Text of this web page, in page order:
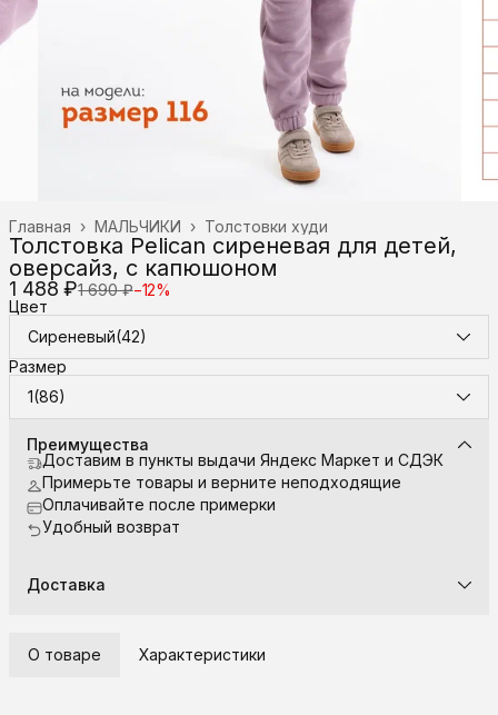
Толстовки худи
МАЛЬЧИКИ ›
Главная ›
Толстовка Pelican сиреневая для детей,
оверсайз, с капюшоном
1 488 ₽1 690 ₽−12%
Цвет
Сиреневый(42)
Размер
1(86)
Преимущества
Доставим в пункты выдачи Яндекс Маркет и СДЭК
Примерьте товары и верните неподходящие
Оплачивайте после примерки
Удобный возврат
Доставка
О товаре Характеристики